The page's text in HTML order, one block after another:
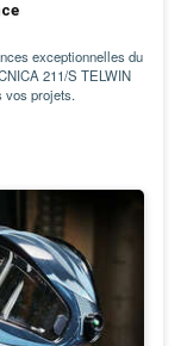
exceptionnelles du
211/S TELWIN
vos projets.